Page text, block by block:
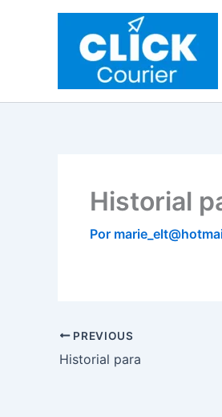
Historial
Por
PREVIOUS
Historial para